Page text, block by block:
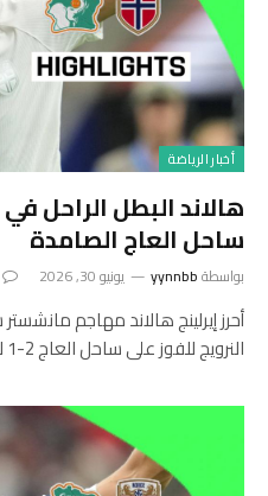
أخبار الرياضة
هالاند البطل الراحل
ساحل العاج الصامدة
بواسطةyynnbb يونيو 30, 2026
أحرز إيرلينج هالاند مهاجم
النرويج للفوز على ساحل العاج 2-1 لتحجز مكانها في دور…